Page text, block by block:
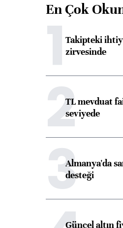
En Çok
1Takipteki
zirvesinde
2TL mevduat
seviyede
3Almanya'da
desteği
Güncel altın